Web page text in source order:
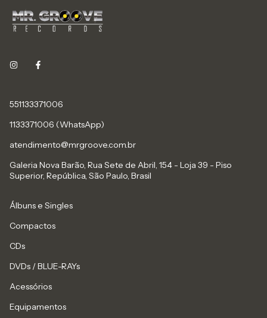
551133371006
1133371006 (WhatsApp)
atendimento@mrgroove.com.br
Galeria Nova Barão, Rua Sete de Abril, 154 - Loja 39 - Piso
Superior, República, São Paulo, Brasil
Álbuns e Singles
Compactos
CDs
DVDs / BLUE-RAYs
Acessórios
Equipamentos